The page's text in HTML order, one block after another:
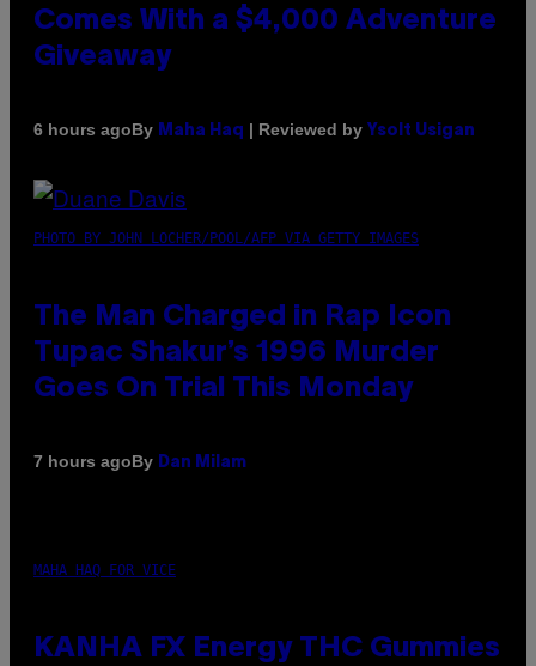
Comes With a $4,000 Adventure
Giveaway
6 hours agoBy Maha Haq | Reviewed by Ysolt Usigan
PHOTO BY JOHN LOCHER/POOL/AFP VIA GETTY IMAGES
The Man Charged in Rap Icon
Tupac Shakur’s 1996 Murder
Goes On Trial This Monday
7 hours agoBy Dan Milam
MAHA HAQ FOR VICE
KANHA FX Energy THC Gummies